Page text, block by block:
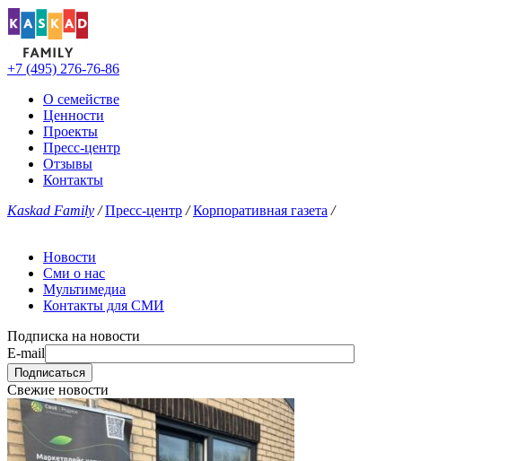
+7 (495) 276-76-86
О семействе
Ценности
Проекты
Пресс-центр
Отзывы
Контакты
Kaskad Family / Пресс-центр / Корпоративная газета /
Новости
Сми о нас
Мультимедиа
Контакты для СМИ
Подписка на новости
E-mail
Свежие новости